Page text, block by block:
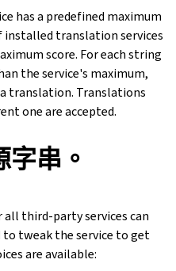
has a predefined maximum
installed translation services
score. For each string
the service's maximum,
translation. Translations
one are accepted.
串。
third-party services can
to tweak the service to get
are available: